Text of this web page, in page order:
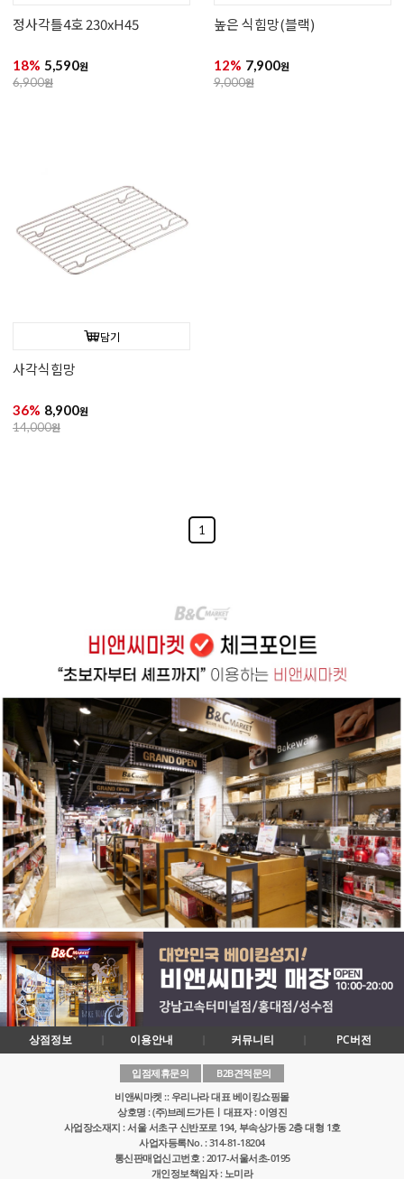
정사각틀4호 230xH45
18% 5,590원
6,900원
높은 식힘망(블랙)
12% 7,900원
9,000원
담기
사각식힘망
36% 8,900원
14,000원
1
상점정보 이용안내 커뮤니티 PC버전
입점제휴문의
B2B견적문의
비앤씨마켓 :: 우리나라 대표 베이킹쇼핑몰
상호명 : (주)브레드가든ㅣ대표자 : 이영진
사업장소재지 : 서울 서초구 신반포로 194, 부속상가동 2층 대형 1호
사업자등록No. : 314-81-18204
통신판매업신고번호 : 2017-서울서초-0195
개인정보책임자 : 노미라